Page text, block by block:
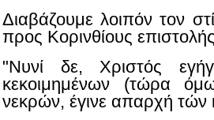
Διαβάζουμε λοιπόν τον
προς Κορινθίους
"Νυνί δε, Χριστός
κεκοιμημένων (τώρα
νεκρών, έγινε απαρχή τών